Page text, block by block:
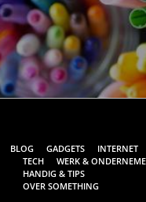
BLOG GADGETS
INTERNET
TECH
WERK &
HANDIG & TIPS
OVER SOMETHING